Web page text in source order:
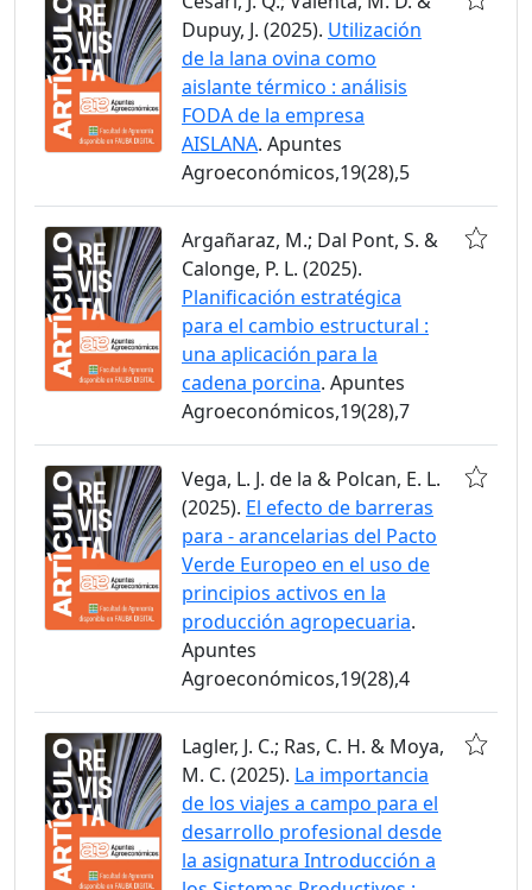
Dupuy, J. (2025). Utilización
de la lana ovina como
aislante térmico : análisis
FODA de la empresa
AISLANA. Apuntes
Agroeconómicos,19(28),5
Argañaraz, M.; Dal Pont, S. &
Calonge, P. L. (2025).
Planificación estratégica
para el cambio estructural :
una aplicación para la
cadena porcina. Apuntes
Agroeconómicos,19(28),7
Vega, L. J. de la & Polcan, E. L.
(2025). El efecto de barreras
para - arancelarias del Pacto
Verde Europeo en el uso de
principios activos en la
producción agropecuaria.
Apuntes
Agroeconómicos,19(28),4
Lagler, J. C.; Ras, C. H. & Moya,
M. C. (2025). La importancia
de los viajes a campo para el
desarrollo profesional desde
la asignatura Introducción a